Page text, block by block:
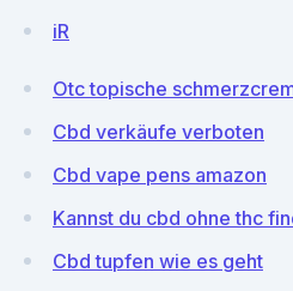
iR
Otc topische
Cbd verkäufe verboten
Cbd vape pens amazon
Kannst du cbd ohne thc
Cbd tupfen wie es geht